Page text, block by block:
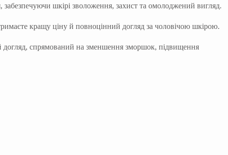
шкірі зволоження, захист та омолоджений вигляд.
кращу ціну й повноцінний догляд за чоловічою шкірою.
догляд, спрямований на зменшення зморшок, підвищення